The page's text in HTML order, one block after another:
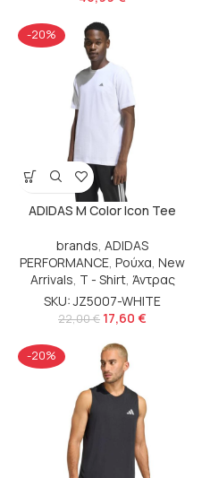
ADIDAS M Color Icon Tee
brands ADIDAS
PERFORMANCE Ρούχα New
Arrivals T - Shirt, Άντρας
SKU: JZ5007-WHITE
22,00€ 17,60 €
-20%
-20%